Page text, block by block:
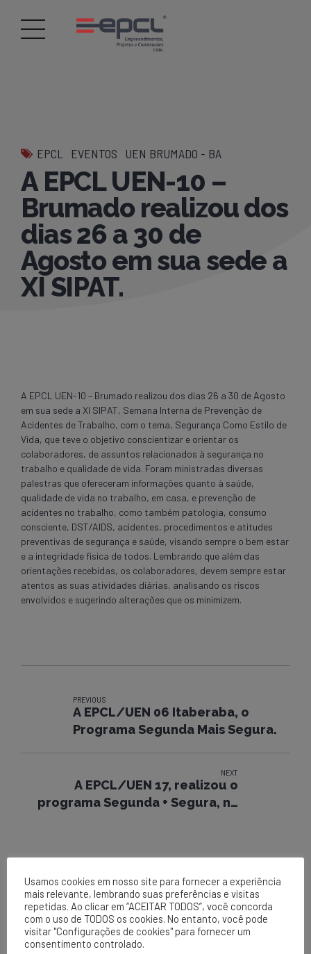
EPCL EVENTOS UEN BRUMADO - BA
A EPCL UEN-10 –
Brumado realizou dos
dias 26 a 30 de
Agosto em sua sede a
XI SIPAT.
A EPCL UEN-10 – Brumado realizou dos dias 26 a 30 de Agosto
em sua sede a XI SIPAT, Semana Interna de Prevenção de
Acidentes de Trabalho, com o tema, Segurança Como Estilo de
Vida, que teve o objetivo conscientizar e orientar os
colaboradores, de assuntos relacionados à segurança no
trabalho e qualidade de vida. Foram ministradas diversas
palestras que ofereceram informações quanto à saúde,
qualidade de vida no trabalho, em casa, e prevenção de
acidentes no trabalho, como também patologia, consumo
consciente, DST/AIDS, acidentes, procedimentos e atitudes
preventivas de segurança e saúde, visando sempre o bem estar
e a integridade física de todos. Lembrando que além das
orientações recebidas, os colaboradores, devem sempre estar
atentos as suas atividades diárias, analisando os riscos
envolvidos e sugerindo alterações que os minimizem.
PREVIOUS
A EPCL/UEN 06 Itaberaba, o
Programa Segunda Mais Segura.
NEXT
A EPCL/UEN 17, realizou o
programa Segunda + Segura, na
Usamos cookies em nosso site para fornecer a experiência
mais relevante, lembrando suas preferências e visitas
repetidas. Ao clicar em “ACEITAR TODOS”, você concorda
com o uso de TODOS os cookies. No entanto, você pode
visitar "Configurações de cookies" para fornecer um
consentimento controlado.